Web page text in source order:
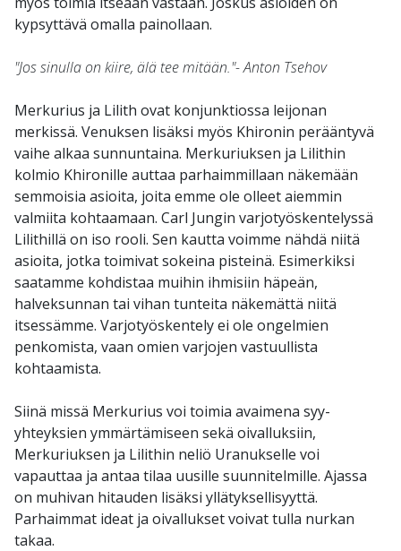
kypsyttävä omalla painollaan.
"Jos sinulla on kiire, älä tee mitään."- Anton Tsehov
Merkurius ja Lilith ovat konjunktiossa leijonan
merkissä. Venuksen lisäksi myös Khironin perääntyvä
vaihe alkaa sunnuntaina. Merkuriuksen ja Lilithin
kolmio Khironille auttaa parhaimmillaan näkemään
semmoisia asioita, joita emme ole olleet aiemmin
valmiita kohtaamaan. Carl Jungin varjotyöskentelyssä
Lilithillä on iso rooli. Sen kautta voimme nähdä niitä
asioita, jotka toimivat sokeina pisteinä. Esimerkiksi
saatamme kohdistaa muihin ihmisiin häpeän,
halveksunnan tai vihan tunteita näkemättä niitä
itsessämme. Varjotyöskentely ei ole ongelmien
penkomista, vaan omien varjojen vastuullista
kohtaamista.
Siinä missä Merkurius voi toimia avaimena syy-
yhteyksien ymmärtämiseen sekä oivalluksiin,
Merkuriuksen ja Lilithin neliö Uranukselle voi
vapauttaa ja antaa tilaa uusille suunnitelmille. Ajassa
on muhivan hitauden lisäksi yllätyksellisyyttä.
Parhaimmat ideat ja oivallukset voivat tulla nurkan
takaa.